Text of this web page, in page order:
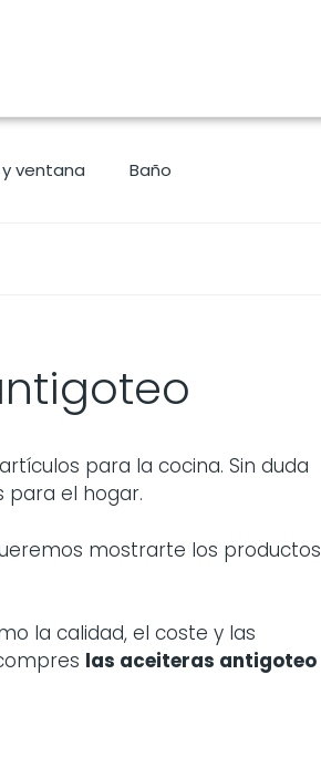
ventana Baño
para la cocina. Sin duda
para el hogar.
mostrarte los productos
la calidad, el coste y las
las aceiteras antigoteo